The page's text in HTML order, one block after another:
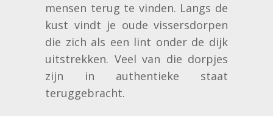
mensen terug te vinden. Langs de
kust vindt je oude vissersdorpen
die zich als een lint onder de dijk
uitstrekken. Veel van die dorpjes
zijn in authentieke staat
teruggebracht.